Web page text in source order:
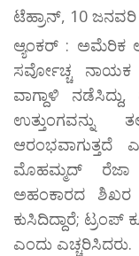
ಟೆಹ್ರಾನ್, 10 ಜನವರಿ
ಆ್ಯಂಕರ್ : ಅಮೆರಿಕ
ಸರ್ವೋಚ್ಚ
ವಾಗ್ದಾಳಿ
ಮೊಹಮ್ಮದ್ ರೆಜಾ
ಅಹಂಕಾರದ ಶಿಖರ
ಕುಸಿದಿದ್ದಾರೆ; ಟ್ರಂಪ್
ಎಂದು ಎಚ್ಚರಿಸಿದರು.